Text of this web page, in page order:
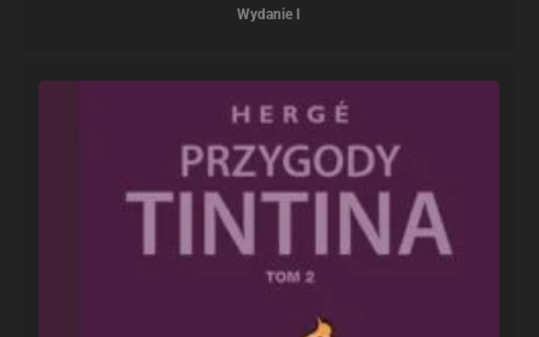
Wydanie I